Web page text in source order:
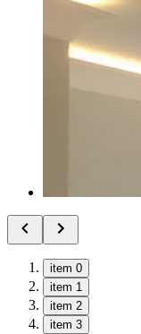
item 0
item 1
item 2
item 3